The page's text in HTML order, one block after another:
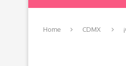
Home CDMX